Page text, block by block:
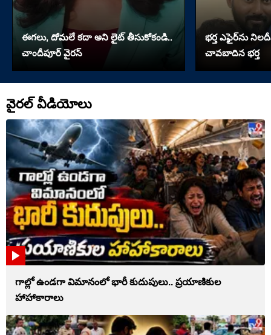
ఈగలు, దోమలే కదా అని లైట్ తీసుకోకండి..
చాందీపూర్ వైరస్
భర్త ఎఫైర్‌ను
చావబాదిన భర్త
వైరల్ వీడియోలు
గాల్లో ఉండగా విమానంలో భారీ కుదుపులు.. ప్రయాణికుల
హాహాకారాలు